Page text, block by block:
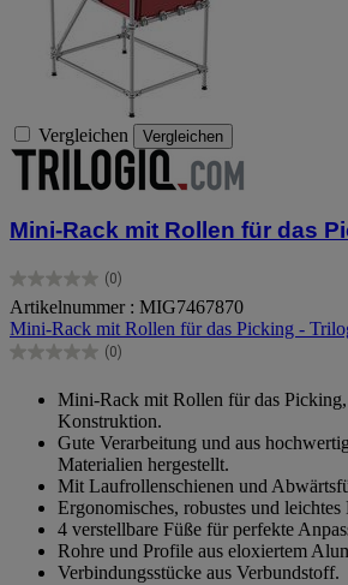
Vergleichen Vergleichen
Mini-Rack mit Rollen für das
(0)
0.0
von
5
Sternen.
Artikelnummer : MIG7467870
Mini-Rack mit Rollen für das Picking -
(0)
0.0
Sternen.
Mini-Rack mit Rollen für das
Konstruktion.
Gute Verarbeitung und aus
Materialien hergestellt.
Mit Laufrollenschienen und
Ergonomisches, robustes und leichtes
4 verstellbare Füße für perfekte
Rohre und Profile aus eloxiertem
Verbindungsstücke aus Verbundstoff.